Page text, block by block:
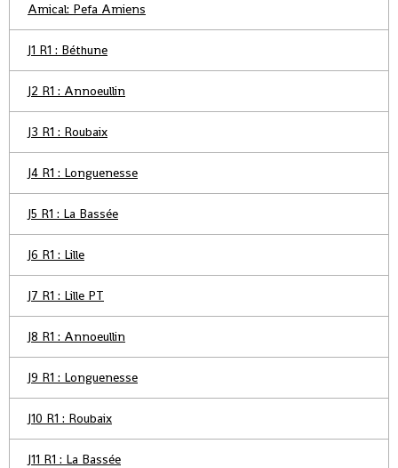
Amical: Pefa Amiens
J1 R1 : Béthune
J2 R1 : Annoeullin
J3 R1 : Roubaix
J4 R1 : Longuenesse
J5 R1 : La Bassée
J6 R1 : Lille
J7 R1 : Lille PT
J8 R1 : Annoeullin
J9 R1 : Longuenesse
J10 R1 : Roubaix
J11 R1 : La Bassée